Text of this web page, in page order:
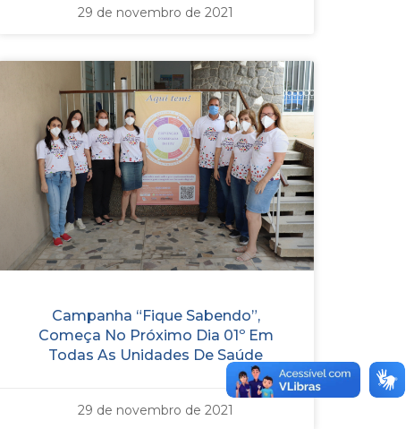
29 de novembro de 2021
Campanha “Fique Sabendo”,
Começa No Próximo Dia 01º Em
Todas As Unidades De Saúde
29 de novembro de 2021